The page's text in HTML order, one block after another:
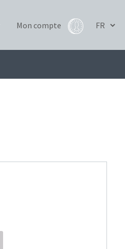
Mon compte